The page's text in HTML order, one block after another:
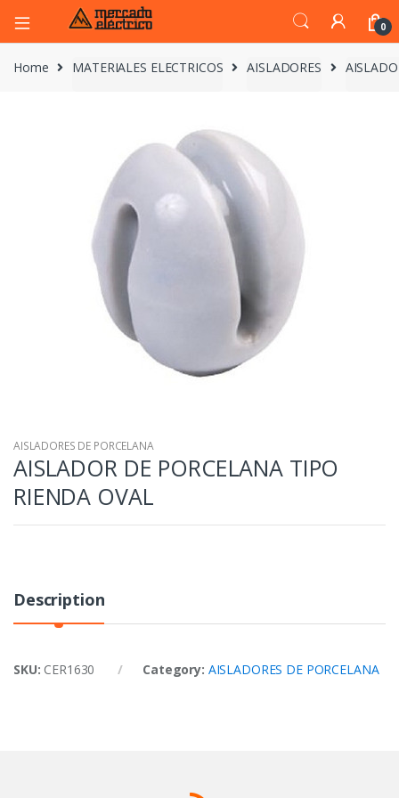
0
Home MATERIALES ELECTRICOS AISLADORES
AISLADORES DE PORCELANA
AISLADOR DE PORCELANA TIPO
RIENDA OVAL
Description
SKU: CER1630 Category: AISLADORES DE PORCELANA